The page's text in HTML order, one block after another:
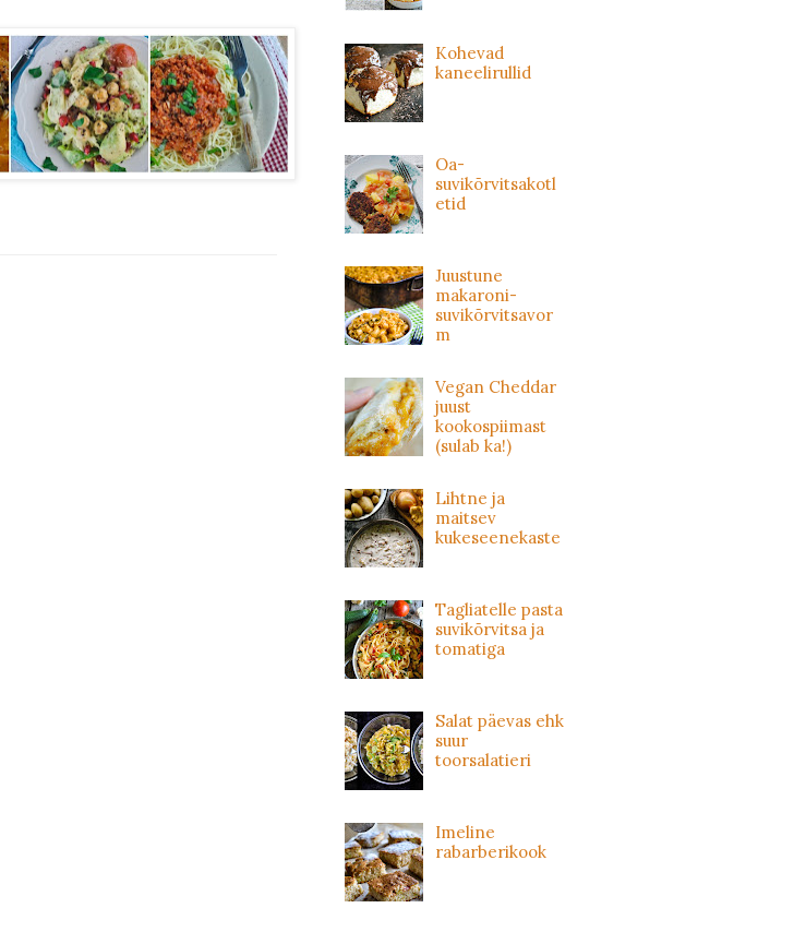
Kohevad
kaneelirullid
Oa-
suvikõrvitsakotl
etid
Juustune
makaroni-
suvikõrvitsavor
m
Vegan Cheddar
juust
kookospiimast
(sulab ka!)
Lihtne ja
maitsev
kukeseenekaste
Tagliatelle pasta
suvikõrvitsa ja
tomatiga
Salat päevas ehk
suur
toorsalatieri
Imeline
rabarberikook